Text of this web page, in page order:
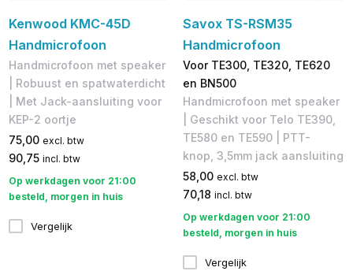
Kenwood KMC-45D
Handmicrofoon
Handmicrofoon met speaker
| ​Robuust en spatwaterdicht
| Met Jack-aansluiting voor
KEP-2 oortje
75,00 excl. btw
90,75 incl. btw
Op werkdagen voor 21:00
besteld, morgen in huis
Vergelijk
Savox TS-RSM35
Handmicrofoon
Voor TE300, TE320, TE620
en BN500
Handmicrofoon met speaker
| Geschikt voor ​Telo TE390,
TE580 en TE590 | PTT-
knop, 3,5mm jack aansluiting
58,00 excl. btw
70,18 incl. btw
Op werkdagen voor 21:00
besteld, morgen in huis
Vergelijk